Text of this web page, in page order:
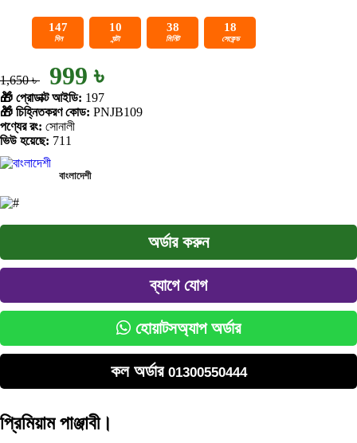
147
দিন
10
ঘন্টা
38
মিনিট
18
সেকেন্ড
1,650 ৳ 999 ৳
🎁 প্রোডাক্ট আইডি: 197
🎁 চিহ্নিতকরণ কোড: PNJB109
পণ্যের রং: সোনালী
ভিউ হয়েছে: 711
বাংলাদেশী
অর্ডার করুন
ব্যাগে যোগ
হোয়াটসঅ্যাপ অর্ডার
কল অর্ডার 01300550444
প্রিমিয়াম পাঞ্জাবী।